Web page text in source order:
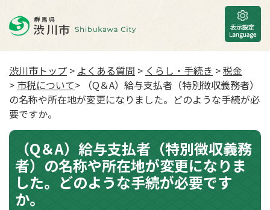
渋川市トップ > よくある質問 > くらし・手続き >税金
> 市税について> （Q＆A）給与支払者（特別徴収義務者）
の名称や所在地が変更になりました。どのような手続が必
要ですか。
（Q＆A）給与支払者（特別徴収義務
者）の名称や所在地が変更になりま
した。どのような手続が必要です
か。